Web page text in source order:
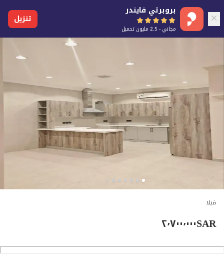
بروبرتي فايندر
مجاني - 2.5 مليون تحميل
تنزيل
فيلا
SAR٢٬٧٠٠٬٠٠٠